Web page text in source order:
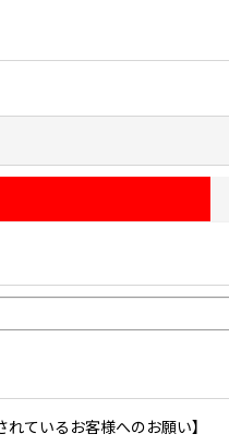
ているお客様へのお願い】